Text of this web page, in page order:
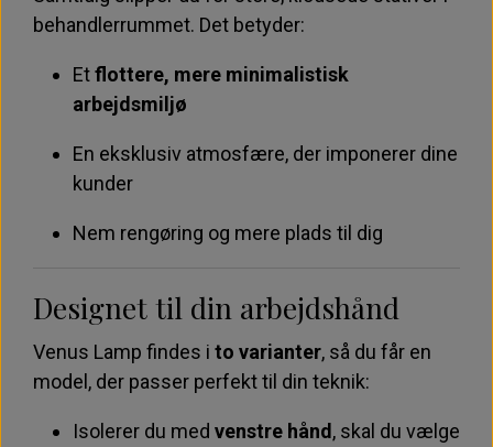
behandlerrummet. Det betyder:
Etflottere, mere minimalistisk
arbejdsmiljø
En eksklusiv atmosfære, der imponerer dine
kunder
Nem rengøring og mere plads til dig
Designet til din arbejdshånd
Venus Lamp findes i to varianter, så du får en
model, der passer perfekt til din teknik:
Isolerer du med venstre hånd, skal du vælge